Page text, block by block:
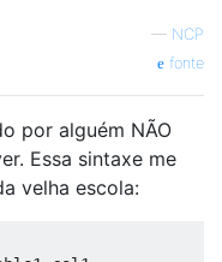
— NCP
fonte
por alguém NÃO
Essa sintaxe me
velha escola: